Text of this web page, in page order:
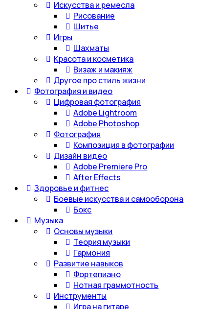
Искусства и ремесла
Рисование
Шитье
Игры
Шахматы
Красота и косметика
Визаж и макияж
Другое про стиль жизни
Фотография и видео
Цифровая фотография
Adobe Lightroom
Adobe Photoshop
Фотография
Композиция в фотографии
Дизайн видео
Adobe Premiere Pro
After Effects
Здоровье и фитнес
Боевые искусства и самооборона
Бокс
Музыка
Основы музыки
Теория музыки
Гармония
Развитие навыков
Фортепиано
Нотная граммотность
Инструменты
Игра на гитаре